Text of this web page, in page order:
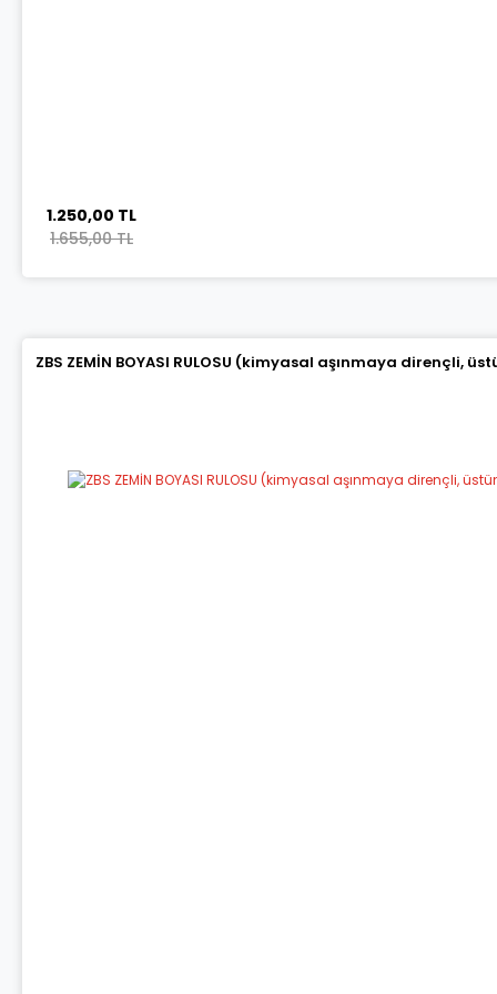
1.250,00 TL
1.655,00 TL
ZBS ZEMİN BOYASI RULOSU (kimyasal aşınmaya dirençli,